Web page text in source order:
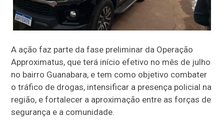
A ação faz parte da fase preliminar da Operação
Approximatus, que terá início efetivo no mês de julho
no bairro Guanabara, e tem como objetivo combater
o tráfico de drogas, intensificar a presença policial na
região, e fortalecer a aproximação entre as forças de
segurança e a comunidade.